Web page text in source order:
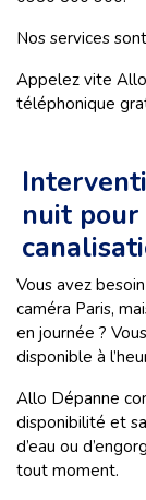
Nos services
Appelez vite
téléphonique
nuit
Vous avez
caméra Paris,
en journée ?
disponible à
Allo Dépanne
disponibilité et
d’eau ou
tout moment.